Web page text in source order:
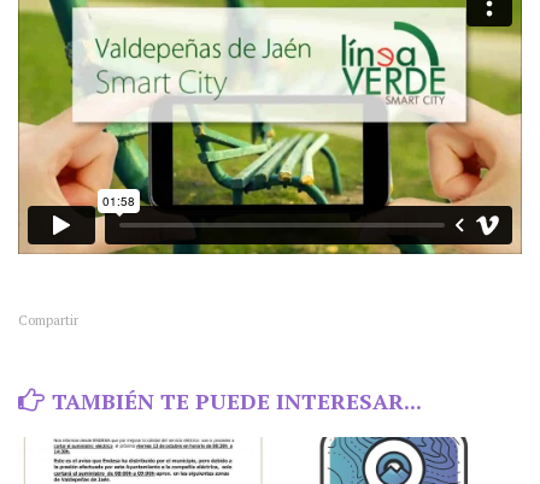
Compartir
TAMBIÉN TE PUEDE INTERESAR...